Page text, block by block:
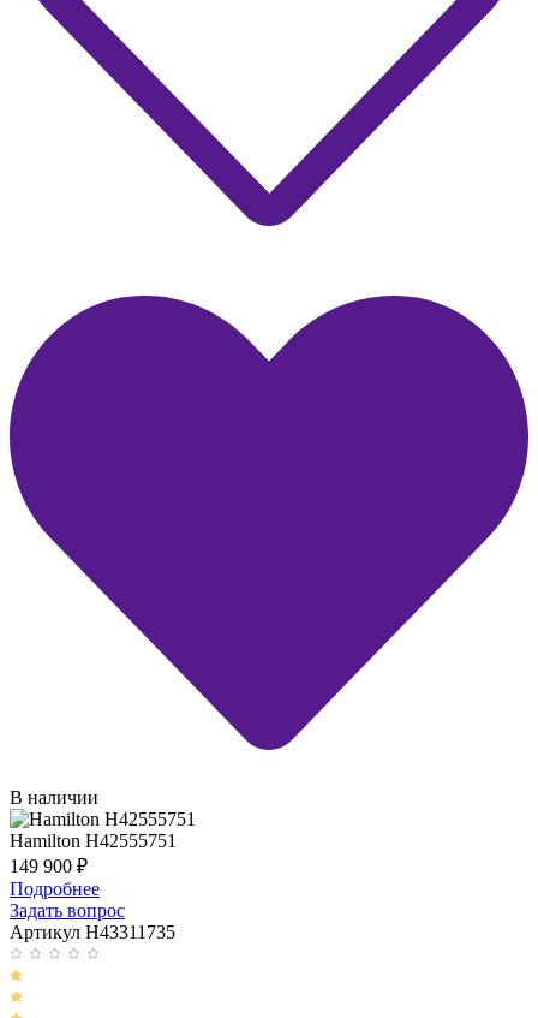
В наличии
Hamilton H42555751
149 900 ₽
Подробнее
Задать вопрос
Артикул H43311735